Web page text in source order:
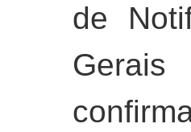
de